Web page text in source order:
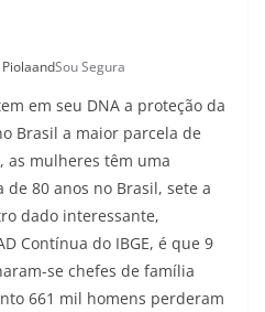
andSou Segura
em seu DNA a proteção da
Brasil a maior parcela de
as mulheres têm uma
80 anos no Brasil, sete a
dado interessante,
Contínua do IBGE, é que 9
se chefes de família
661 mil homens perderam